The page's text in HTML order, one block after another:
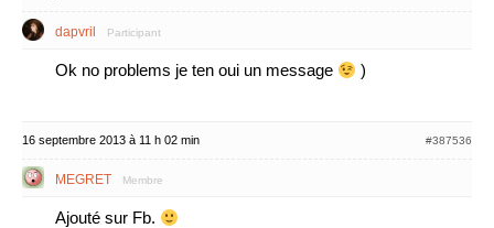
dapvril Participant
Ok no problems je ten oui un message )
16 septembre 2013 à 11 h 02 min #387536
MEGRET Membre
Ajouté sur Fb.